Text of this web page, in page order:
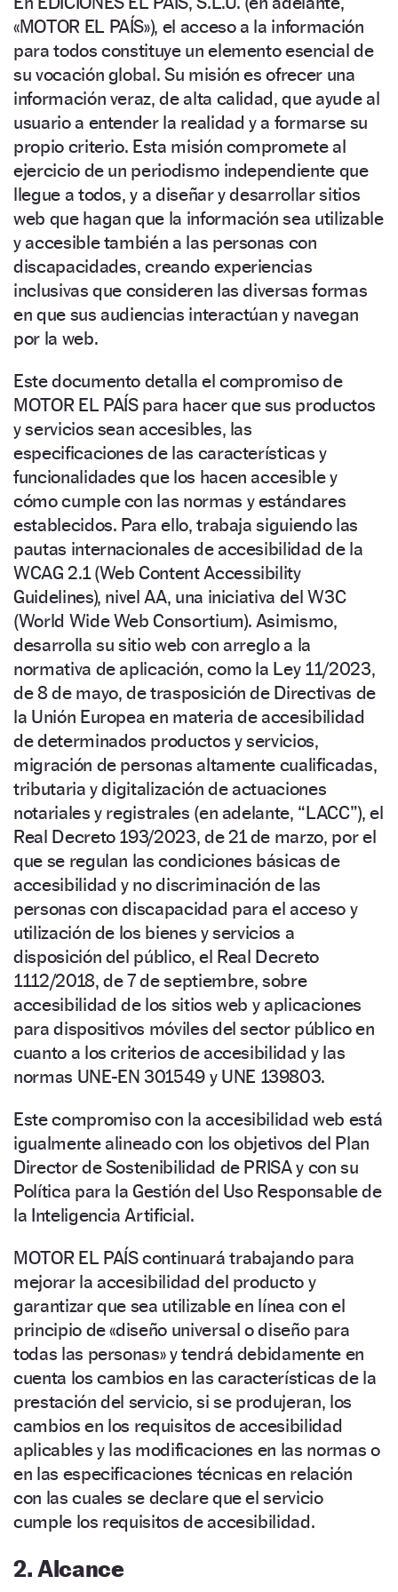
NEWSLETTER
SÍGUENOS
«MOTOR EL PAÍS»), el acceso a la información
para todos constituye un elemento esencial de
su vocación global. Su misión es ofrecer una
información veraz, de alta calidad, que ayude al
usuario a entender la realidad y a formarse su
propio criterio. Esta misión compromete al
ejercicio de un periodismo independiente que
llegue a todos, y a diseñar y desarrollar sitios
web que hagan que la información sea utilizable
y accesible también a las personas con
discapacidades, creando experiencias
inclusivas que consideren las diversas formas
en que sus audiencias interactúan y navegan
por la web.
Este documento detalla el compromiso de
MOTOR EL PAÍS para hacer que sus productos
y servicios sean accesibles, las
especificaciones de las características y
funcionalidades que los hacen accesible y
cómo cumple con las normas y estándares
establecidos. Para ello, trabaja siguiendo las
pautas internacionales de accesibilidad de la
WCAG 2.1 (Web Content Accessibility
Guidelines), nivel AA, una iniciativa del W3C
(World Wide Web Consortium). Asimismo,
desarrolla su sitio web con arreglo a la
normativa de aplicación, como la Ley 11/2023,
de 8 de mayo, de trasposición de Directivas de
la Unión Europea en materia de accesibilidad
de determinados productos y servicios,
migración de personas altamente cualificadas,
tributaria y digitalización de actuaciones
notariales y registrales (en adelante, “LACC”), el
Real Decreto 193/2023, de 21 de marzo, por el
que se regulan las condiciones básicas de
accesibilidad y no discriminación de las
personas con discapacidad para el acceso y
utilización de los bienes y servicios a
disposición del público, el Real Decreto
1112/2018, de 7 de septiembre, sobre
accesibilidad de los sitios web y aplicaciones
para dispositivos móviles del sector público en
cuanto a los criterios de accesibilidad y las
normas UNE-EN 301549 y UNE 139803.
Este compromiso con la accesibilidad web está
igualmente alineado con los objetivos del Plan
Director de Sostenibilidad de PRISA y con su
Política para la Gestión del Uso Responsable de
la Inteligencia Artificial.
MOTOR EL PAÍS continuará trabajando para
mejorar la accesibilidad del producto y
garantizar que sea utilizable en línea con el
principio de «diseño universal o diseño para
todas las personas» y tendrá debidamente en
cuenta los cambios en las características de la
prestación del servicio, si se produjeran, los
cambios en los requisitos de accesibilidad
aplicables y las modificaciones en las normas o
en las especificaciones técnicas en relación
con las cuales se declare que el servicio
cumple los requisitos de accesibilidad.
2. Alcance